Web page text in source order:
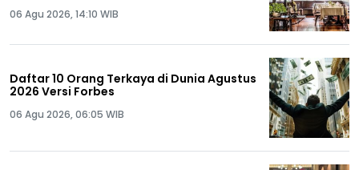
06 Agu 2026, 14:10 WIB
Daftar 10 Orang Terkaya di Dunia Agustus
2026 Versi Forbes
06 Agu 2026, 06:05 WIB